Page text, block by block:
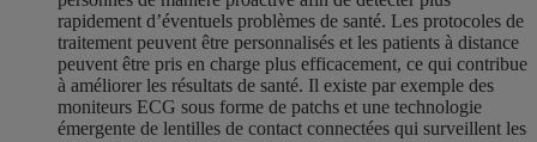
rapidement d’éventuels problèmes de santé. Les protocoles de
traitement peuvent être personnalisés et les patients à distance
peuvent être pris en charge plus efficacement, ce qui contribue
à améliorer les résultats de santé. Il existe par exemple des
moniteurs ECG sous forme de patchs et une technologie
émergente de lentilles de contact connectées qui surveillent les